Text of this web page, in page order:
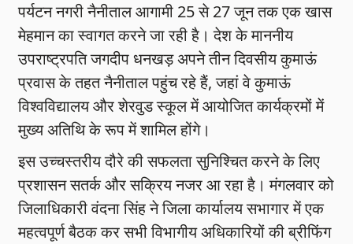
पर्यटन नगरी नैनीताल आगामी 25 से 27 जून तक एक खास
मेहमान का स्वागत करने जा रही है। देश के माननीय
उपराष्ट्रपति जगदीप धनखड़ अपने तीन दिवसीय कुमाऊं
प्रवास के तहत नैनीताल पहुंच रहे हैं, जहां वे कुमाऊं
विश्वविद्यालय और शेरवुड स्कूल में आयोजित कार्यक्रमों में
मुख्य अतिथि के रूप में शामिल होंगे।
इस उच्चस्तरीय दौरे की सफलता सुनिश्चित करने के लिए
प्रशासन सतर्क और सक्रिय नजर आ रहा है। मंगलवार को
जिलाधिकारी वंदना सिंह ने जिला कार्यालय सभागार में एक
महत्वपूर्ण बैठक कर सभी विभागीय अधिकारियों की ब्रीफिंग